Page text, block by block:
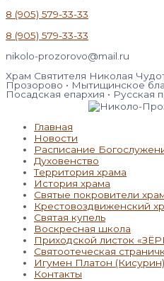
8 (905) 579-33-33
8 (905) 579-33-33
nikolo-prozorovo@mail.ru
Храм Святителя Николая
Прозорово • Мытищинское
Посадская епархия • Русская
Главная
Новости
Расписание
Духовенство
Территория храма
История храма
Святые покровители
Крестовоздвиженский
Святая купель
Воскресная школа
Приходской листок
Святоотеческая
Игумен Платон (Кисурин)
Контакты